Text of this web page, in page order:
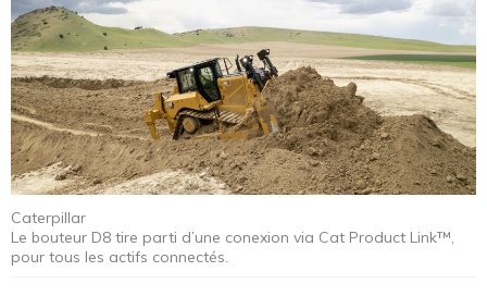
Caterpillar
Le bouteur D8 tire parti d’une conexion via Cat Product Link™,
pour tous les actifs connectés.